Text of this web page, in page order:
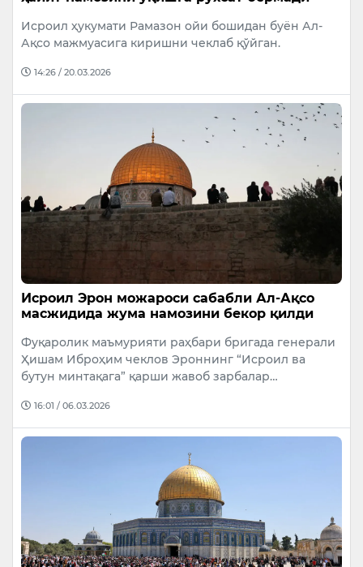
Исроил ҳукумати Рамазон ойи бошидан буён Ал-
Ақсо мажмуасига киришни чеклаб қўйган.
14:26 / 20.03.2026
Исроил Эрон можароси сабабли Ал-Ақсо
масжидида жума намозини бекор қилди
Фуқаролик маъмурияти раҳбари бригада генерали
Ҳишам Иброҳим чеклов Эроннинг “Исроил ва
бутун минтақага” қарши жавоб зарбалар…
16:01 / 06.03.2026